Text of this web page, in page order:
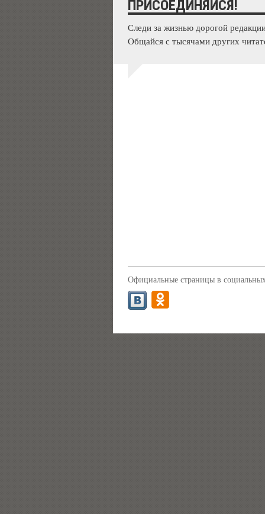
ПРИСОЕДИНЯЙСЯ!
Следи за жизнью дорогой
Общайся с тысячами других
Официальные страницы в социальных